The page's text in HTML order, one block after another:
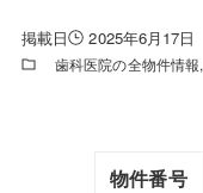
2025年6月17日
歯科医院の全物件情報
物件番号